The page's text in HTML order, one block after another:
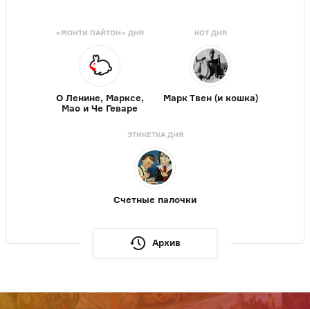
«МОНТИ ПАЙТОН» ДНЯ
О Ленине, Марксе,
Мао и Че Геваре
КОТ ДНЯ
Марк Твен (и кошка)
ЭТИКЕТКА ДНЯ
Счетные палочки
Архив